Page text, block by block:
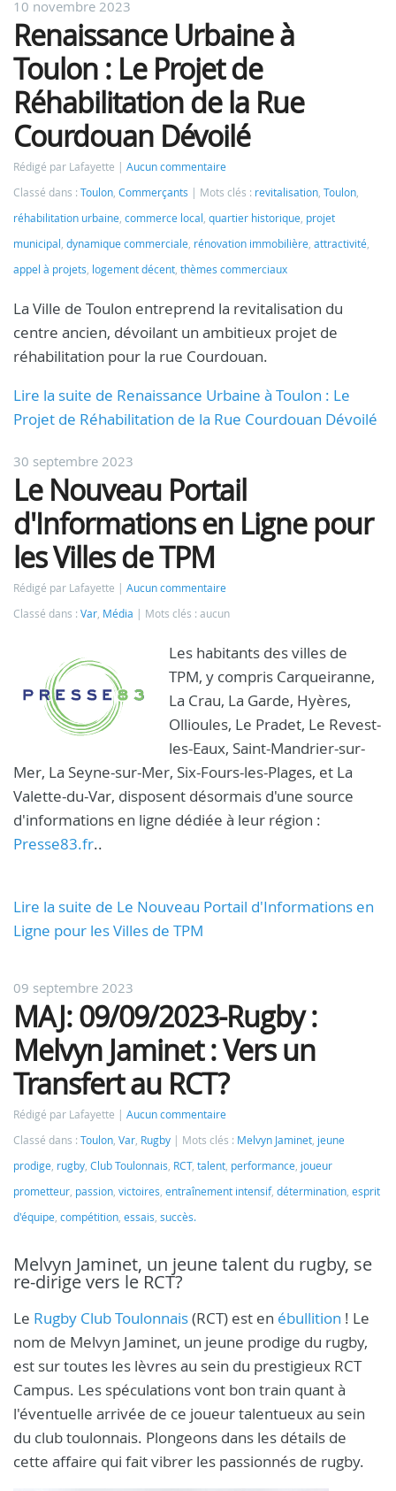
10 novembre 2023
Renaissance Urbaine à
Toulon : Le Projet de
Réhabilitation de la Rue
Courdouan Dévoilé
Rédigé par Lafayette
Aucun commentaire
Classé dans : Toulon, Commerçants Mots clés : revitalisation, Toulon,
réhabilitation urbaine, commerce local , quartier historique, projet
municipal , dynamique commerciale, rénovation immobilière, attractivité,
appel à projets, logement décent, thèmes commerciaux
La Ville de Toulon entreprend la revitalisation du
centre ancien, dévoilant un ambitieux projet de
réhabilitation pour la rue Courdouan.
Lire la suite de Renaissance Urbaine à Toulon : Le
Projet de Réhabilitation de la Rue Courdouan Dévoilé
30 septembre 2023
Le Nouveau Portail
d'Informations en Ligne pour
les Villes de TPM
Rédigé par Lafayette
Aucun commentaire
Classé dans : Var, Média Mots clés : aucun
Les habitants des villes de
TPM, y compris Carqueiranne,
La Crau, La Garde, Hyères,
Ollioules, Le Pradet, Le Revest-
les-Eaux, Saint-Mandrier-sur-
Mer, La Seyne-sur-Mer, Six-Fours-les-Plages, et La
Valette-du-Var, disposent désormais d'une source
d'informations en ligne dédiée à leur région :
Presse83.fr..
Lire la suite de Le Nouveau Portail d'Informations en
Ligne pour les Villes de TPM
09 septembre 2023
MAJ: 09/09/2023-Rugby :
Melvyn Jaminet : Vers un
Transfert au RCT?
Rédigé par Lafayette
Aucun commentaire
Classé dans : Toulon, Var, Rugby Mots clés : Melvyn Jaminet, jeune
prodige, rugby, Club Toulonnais, RCT, talent, performance, joueur
prometteur, passion, victoires, entraînement intensif, détermination, esprit
d'équipe, compétition, essais, succès.
Melvyn Jaminet, un jeune talent du rugby, se
re-dirige vers le RCT?
Le Rugby Club Toulonnais(RCT) est en ébullition ! Le
nom de Melvyn Jaminet, un jeune prodige du rugby,
est sur toutes les lèvres au sein du prestigieux RCT
Campus. Les spéculations vont bon train quant à
l'éventuelle arrivée de ce joueur talentueux au sein
du club toulonnais. Plongeons dans les détails de
cette affaire qui fait vibrer les passionnés de rugby.